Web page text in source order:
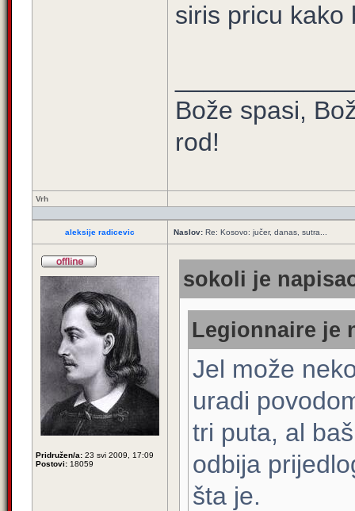
siris pricu kako
Bože spasi,
rod!
Vrh
aleksije radicevic Naslov: Re: Kosovo: jučer, danas, sutra...
Pridružen/a: 23 svi 2009, 17:09
Postovi: 18059
sokoli je
Legionnaire je
Jel može
uradi
tri puta, al
odbija
šta je.